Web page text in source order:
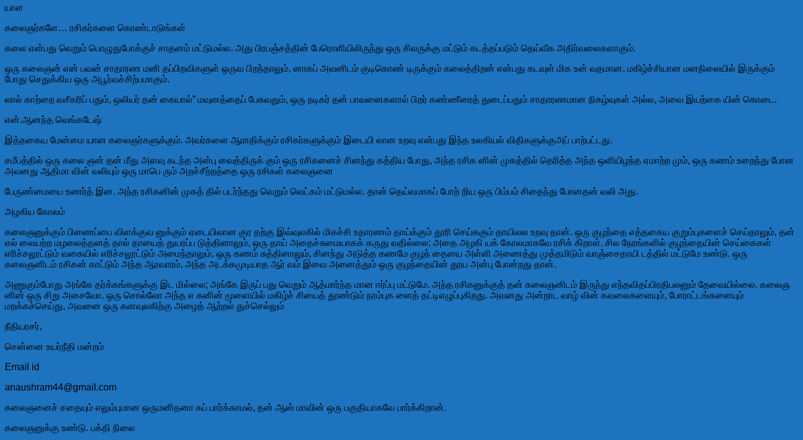
யாள
கலைஞர்களே… ரசிகர்களை கொண்டாடுங்கள்
கலை என்பது வெறும் பொழுதுபோக்குச் சாதனம் மட்டுமல்ல. அது பிரபஞ்சத்தின் பேரொளியிலிருந்து ஒரு சிலருக்கு மட்டும் கடத்தப்படும் தெய்வீக அதிர்வலைகளாகும்.
ஒரு கலைஞன் என் பவன் சாதாரண மனி தப்பிறவிகளுள் ஒருவ பிறந்தாலும், னாகப் அவனிடம் குடிகொண் டிருக்கும் கலைத்திறன் என்பது கடவுள் மிக உன் வதமான, மகிழ்ச்சியான மனநிலையில் இருக்கும்
போது செதுக்கிய ஒரு அபூர்வச்சிற்பமாகும்.
லால் காற்றை வசீகரிப் பதும், ஒலியர் தன் கையால்” மவுனத்தைப் பேசுவதும், ஒரு நடிகர் தன் பாவனைகளால் பிறர் கண்ணீரைத் துடைப்பதும் சாதாரணமான நிகழ்வுகள் அல்ல, அவை இயற்கை யின் கொடை.
என்.ஆனந்த வெங்கடேஷ்
இத்தகைய மேன்மை யான கலைஞர்களுக்கும். அவர்களை ஆராதிக்கும் ரசிகர்களுக்கும் இடையி லான உறவு என்பது இந்த உலகியல் விதிகளுக்குஅப் பாற்பட்டது.
சமீபத்தில் ஒரு கலை ஞன் தன் மீது அளவு கடந்த அன்பு வைத்திருக் கும் ஒரு ரசிகனைச் சினந்து கத்திய போது, அந்த ரசிக னின் முகத்தில் தெரித்த அந்த ஒளியிழந்த ஏமாற்ற மும், ஒரு கணம் உறைந்து போன
அவனது ஆதிமா வின் வலியும் ஒரு மாபெ ரும் அறச்சீற்றத்தை ஒரு ரசிகள் கலைஞனை
பேருண்மையை உணர்த் இன. அந்த ரசிகனின் முகத் தில் படர்ந்தது வெறும் வெட்கம் மட்டுமல்ல. தான் தெய்வமாகப் போற் றிய ஒரு பிம்பம் சிதைந்து போனதன் வலி அது.
அழகிய கோலம்
கலைஞனுக்கும் பிணைப்பை விளக்குவ னுக்கும் ஏடையிலான குர தற்கு இவ்வுலகில் மிகச்சி உதாரணம் தாய்க்கும் தூரி செய்ககும் தாயிலல உறவு தான். ஒரு குழந்தை எத்தகைய குறும்புகளைச் செய்தாலும், தன்
எல் லையற்ற மழலைத்தனத் தால் தாயைத் துயரப்ப டுத்தினாலும், ஒரு தாய் அதைச்சுமையாகக் கருது வதில்லை; அதை அழகி யக் கோலமாகவே ரசிக் கிறாள். சில நேரங்களில் குழந்தையின் செய்கைகள்
எரிச்சலூட்டும் வகையில் எரிச்சலூட்டும் அமைந்தாலும், ஒரு கணம் சுத்தினாலும், சினந்து அடுத்த கணமே குழந் தையை அள்ளி அணைத்து முத்தமிடும் வாஞ்சைதாயி டத்தில் மட்டுமே உண்டு. ஒரு
கலைஞனிடம் ரசிகன் காட்டும் அந்த ஆரவாரம், அந்த அடக்கமுடியாத ஆர் வம் இவை அனைத்தும் ஒரு குழந்தையின் தூய அன்பு போன்றது தான்.
அணுகும்போது அங்கே தர்க்கங்களுக்கு இட மில்லை; அங்கே இருப் பது வெறும் ஆத்மார்ந்த மான ஈர்ப்பு மட்டுமே. அந்த ரசிகனுக்குத் தன் கலைஞனிடம் இருந்து எந்தவிதப்பிரதிபலனும் தேவையில்லை. கலைஞ
னின் ஒரு சிறு அசைவோ. ஒரு சொல்லோ அந்த எ கனின் மூளையில் மகிழ்ச் சியைத் தூண்டும் நரம்புக ளைத் தட்டிஎழுப்புகிறது. அவனது அன்றாட வாழ் வின் கவலைகளையும், போராட்டங்களையும்
மறக்கச்செய்து, அவனை ஒரு கனவுலகிற்கு அழைத் ஆற்றல் துச்செல்லும்
நீதியரசர்,
சென்னை உயர்நீதி மன்றம்
Email id
anaushram44@gmail.com
கலைஞனைச் சதையும் எலும்புமான ஒருமனிதனா கப் பார்க்காமல், தன் ஆஸ் மாவின் ஒரு பகுதியாகவே பார்க்கிறான்.
கலைஞனுக்கு உண்டு. பக்தி நிலை